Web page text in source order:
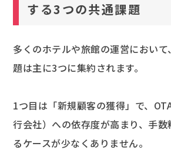
する3つの共通課題
多くのホテルや旅館の運営におい
題は主に3つに集約されます。
1つ目は「新規顧客の獲得」で、
行会社）への依存度が高まり、手
るケースが少なくありません。